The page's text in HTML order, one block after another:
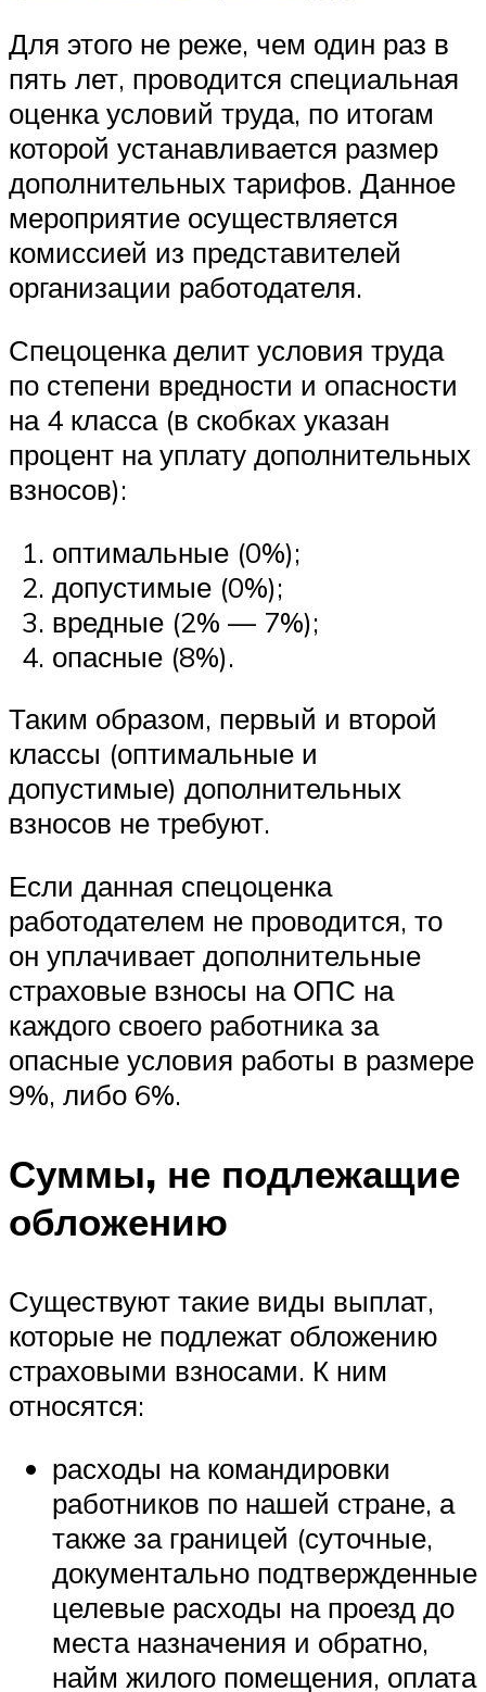
Для этого не реже, чем один раз в
пять лет, проводится специальная
оценка условий труда, по итогам
которой устанавливается размер
дополнительных тарифов. Данное
мероприятие осуществляется
комиссией из представителей
организации работодателя.
Спецоценка делит условия труда
по степени вредности и опасности
на 4 класса (в скобках указан
процент на уплату дополнительных
взносов):
оптимальные (0%);
допустимые (0%);
вредные (2% — 7%);
опасные (8%).
Таким образом, первый и второй
классы (оптимальные и
допустимые) дополнительных
взносов не требуют.
Если данная спецоценка
работодателем не проводится, то
он уплачивает дополнительные
страховые взносы на ОПС на
каждого своего работника за
опасные условия работы в размере
9%, либо 6%.
Суммы, не подлежащие
обложению
Существуют такие виды выплат,
которые не подлежат обложению
страховыми взносами. К ним
относятся:
расходы на командировки
работников по нашей стране, а
также за границей (суточные,
документально подтвержденные
целевые расходы на проезд до
места назначения и обратно,
найм жилого помещения, оплата